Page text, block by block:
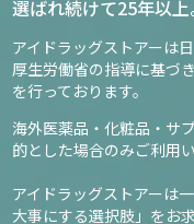
選ばれ続けて25年以上
アイドラッグストアーは
厚生労働省の指導に基づ
を行っております。
海外医薬品・化粧品・サ
的とした場合のみご利用
アイドラッグストアーは
大事にする選択肢」をお